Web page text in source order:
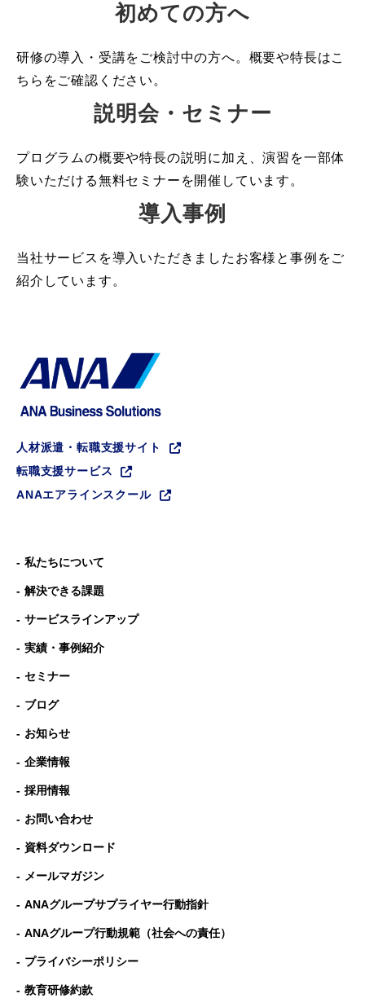
初めての方へ
研修の導入・受講をご検討中の方へ。概要や特長はこ
ちらをご確認ください。
説明会・セミナー
プログラムの概要や特長の説明に加え、演習を一部体
験いただける無料セミナーを開催しています。
導入事例
当社サービスを導入いただきましたお客様と事例をご
紹介しています。
人材派遣・転職支援サイト
転職支援サービス
ANAエアラインスクール
私たちについて
解決できる課題
サービスラインアップ
実績・事例紹介
セミナー
ブログ
お知らせ
企業情報
採用情報
お問い合わせ
資料ダウンロード
メールマガジン
ANAグループサプライヤー行動指針
ANAグループ⾏動規範（社会への責任）
プライバシーポリシー
教育研修約款